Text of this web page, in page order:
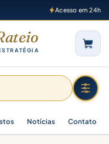
Acesso em 24h
Notícias Contato